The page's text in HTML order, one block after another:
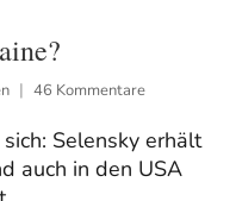
46 Kommentare
Selensky erhält
auch in den USA